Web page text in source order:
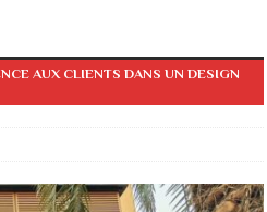
AUX CLIENTS DANS UN DESIGN